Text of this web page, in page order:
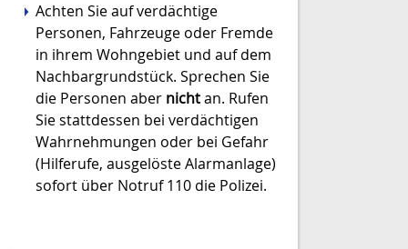
Achten Sie auf verdächtige
Personen, Fahrzeuge oder Fremde
in ihrem Wohngebiet und auf dem
Nachbargrundstück. Sprechen Sie
die Personen aber nichtan. Rufen
Sie stattdessen bei verdächtigen
Wahrnehmungen oder bei Gefahr
(Hilferufe, ausgelöste Alarmanlage)
sofort über Notruf 110 die Polizei.